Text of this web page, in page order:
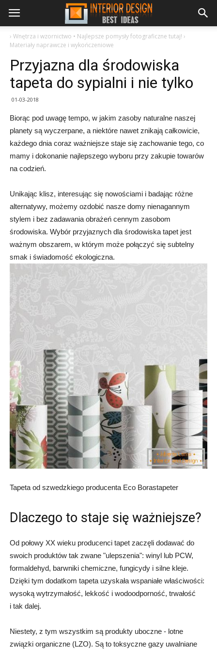
› Wnętrza i wzornictwo • Najlepsze pomysły fotograficzne tutaj! ›
Materiały naprawcze i wykończeniowe
Przyjazna dla środowiska
tapeta do sypialni i nie tylko
01-03-2018
Biorąc pod uwagę tempo, w jakim zasoby naturalne naszej
planety są wyczerpane, a niektóre nawet znikają całkowicie,
każdego dnia coraz ważniejsze staje się zachowanie tego, co
mamy i dokonanie najlepszego wyboru przy zakupie towarów
na codzień.
Unikając klisz, interesując się nowościami i badając różne
alternatywy, możemy ozdobić nasze domy nienagannym
stylem i bez zadawania obrażeń cennym zasobom
środowiska. Wybór przyjaznych dla środowiska tapet jest
ważnym obszarem, w którym może połączyć się subtelny
smak i świadomość ekologiczna.
Tapeta od szwedzkiego producenta Eco Borastapeter
Dlaczego to staje się ważniejsze?
Od połowy XX wieku producenci tapet zaczęli dodawać do
swoich produktów tak zwane "ulepszenia": winyl lub PCW,
formaldehyd, barwniki chemiczne, fungicydy i silne kleje.
Dzięki tym dodatkom tapeta uzyskała wspaniałe właściwości:
wysoką wytrzymałość, lekkość i wodoodporność, trwałość
i tak dalej.
Niestety, z tym wszystkim są produkty uboczne - lotne
związki organiczne (LZO). Są to toksyczne gazy uwalniane